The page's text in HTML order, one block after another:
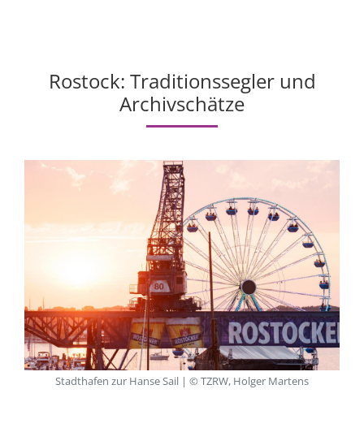
Rostock: Traditionssegler und
Archivschätze
Stadthafen zur Hanse Sail | © TZRW, Holger Martens